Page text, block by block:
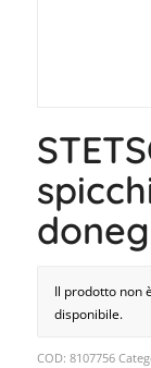
Il prodotto non
disponibile.
COD: 8107756